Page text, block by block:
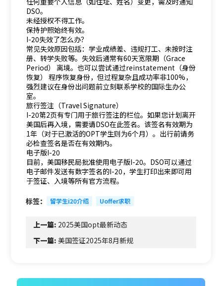
DSO。
未经授权不得工作。
保持护照始终有效。
I-20失效了怎么办？
常见失效原因包括：学业成绩差、违规打工、未按时注
册、转学失败等。失效后通常有60天宽限期（Grace
Period） 离境。也可以尝试通过reinstatement（身份
恢复） 程序恢复身份，但过程复杂且成功率非100%，
强烈建议在身份出问题前立刻联系学校的国际生办公
室。
旅行签注（Travel Signature）
I-20第2页有专门用于旅行签注的栏位。如果您计划离开
美国后再入境，需要请DSO在此签名。该签名有效期为
1年（对于已激活的OPT学生则为6个月）。出行前请务
必检查签名是否在有效期内。
电子版I-20
目前，美国移民局批准使用电子版I-20。DSO可以通过
电子邮件发送有数字签名的I-20，学生打印出来即可用
于签证、入境等所有官方流程。
标签： 留学生i20介绍 Uoffer求职
上一篇: 2025美国opt最新动态
下一篇:美国签证2025年8月新规